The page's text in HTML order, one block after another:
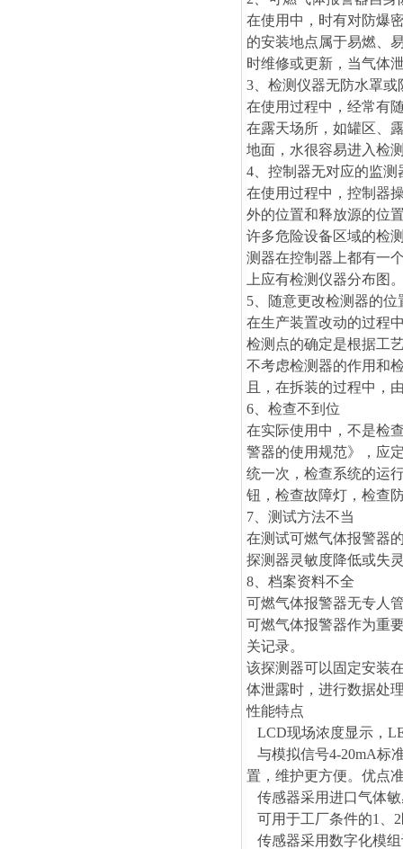
在使用中，时有对防爆
的安装地点属于易燃、
时维修或更新，当气体
3、检测仪器无防水罩或
在使用过程中，经常有
在露天场所，如罐区、
地面，水很容易进入检
4、控制器无对应的监测
在使用过程中，控制器
外的位置和释放源的位
许多危险设备区域的检
测器在控制器上都有一
上应有检测仪器分布图
5、随意更改检测器的位
在生产装置改动的过程
检测点的确定是根据工
不考虑检测器的作用和
且，在拆装的过程中，
6、检查不到位
在实际使用中，不是检
警器的使用规范》，应
统一次，检查系统的运
钮，检查故障灯，检查
7、测试方法不当
在测试可燃气体报警器
探测器灵敏度降低或失
8、档案资料不全
可燃气体报警器无专人
可燃气体报警器作为重
关记录。
该探测器可以固定安装
体泄露时，进行数据处
性能特点
LCD现场浓度显示，
与模拟信号4-20mA标
置，维护更方便。优点
传感器采用进口气体
可用于工厂条件的1、
传感器采用数字化模